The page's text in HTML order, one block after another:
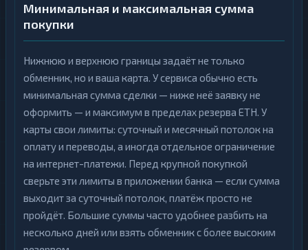
Минимальная и максимальная сумма
покупки
Нижнюю и верхнюю границы задаёт не только
обменник, но и ваша карта. У сервиса обычно есть
минимальная сумма сделки — ниже неё заявку не
оформить — и максимум в пределах резерва ETH. У
карты свои лимиты: суточный и месячный потолок на
оплату и переводы, а иногда отдельное ограничение
на интернет-платежи. Перед крупной покупкой
сверьте эти лимиты в приложении банка — если сумма
выходит за суточный потолок, платёж просто не
пройдёт. Большие суммы часто удобнее разбить на
несколько дней или взять обменник с более высоким